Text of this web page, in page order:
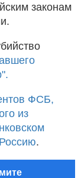
законам
ФСБ,
из
.